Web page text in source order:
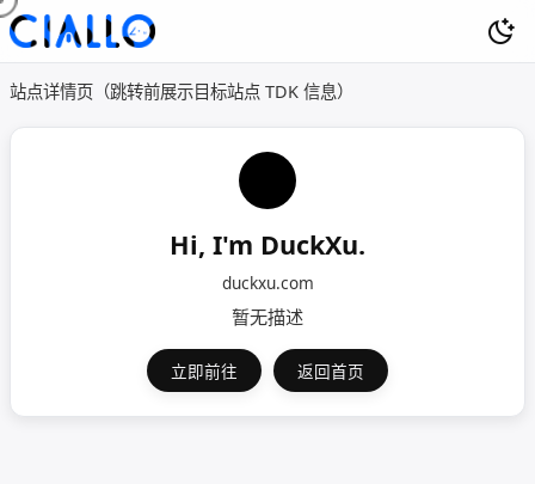
站点详情页（跳转前展示目标站点 TDK 信息）
Hi, I'm DuckXu.
duckxu.com
暂无描述
立即前往 返回首页